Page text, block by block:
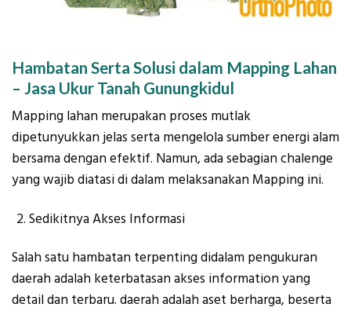
Hambatan Serta Solusi dalam Mapping Lahan
– Jasa Ukur Tanah Gunungkidul
Mapping lahan merupakan proses mutlak
dipetunyukkan jelas serta mengelola sumber energi alam
bersama dengan efektif. Namun, ada sebagian chalenge
yang wajib diatasi di dalam melaksanakan Mapping ini.
Sedikitnya Akses Informasi
Salah satu hambatan terpenting didalam pengukuran
daerah adalah keterbatasan akses information yang
detail dan terbaru. daerah adalah aset berharga, beserta